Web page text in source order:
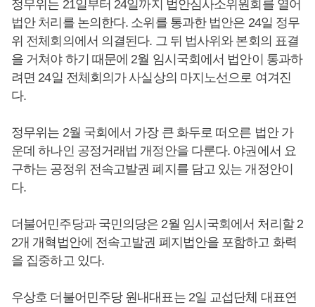
정무위는 21일부터 24일까지 법안심사소위원회를 열어
법안 처리를 논의한다. 소위를 통과한 법안은 24일 정무
위 전체회의에서 의결된다. 그 뒤 법사위와 본회의 표결
을 거쳐야 하기 때문에 2월 임시국회에서 법안이 통과하
려면 24일 전체회의가 사실상의 마지노선으로 여겨진
다.
정무위는 2월 국회에서 가장 큰 화두로 떠오른 법안 가
운데 하나인 공정거래법 개정안을 다룬다. 야권에서 요
구하는 공정위 전속고발권 폐지를 담고 있는 개정안이
다.
더불어민주당과 국민의당은 2월 임시국회에서 처리할 2
2개 개혁법안에 전속고발권 폐지법안을 포함하고 화력
을 집중하고 있다.
우상호 더불어민주당 원내대표는 2일 교섭단체 대표연